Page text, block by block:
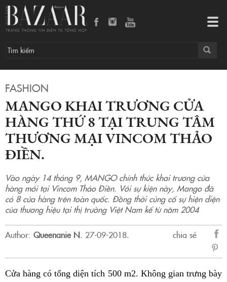
FASHION
MANGO KHAI TRƯƠNG CỬA
HÀNG THỨ 8 TẠI TRUNG TÂM
THƯƠNG MẠI VINCOM THẢO
ĐIỀN.
Vào ngày 14 tháng 9, MANGO chính thức khai trương cửa
hàng mới tại Vincom Thảo Điền. Với sự kiện này, Mango đã
có 8 cửa hàng trên toàn quốc. Đồng thời củng cố sự hiện diện
của thương hiệu tại thị trường Việt Nam kể từ năm 2004
Author: Queenanie N. 27-09-2018.
chia sẻ
sẻ
Cửa hàng có tổng diện tích 500 m2. Không gian trưng bày